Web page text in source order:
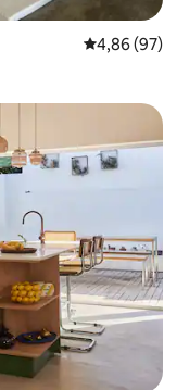
Vidutinis
4,86 (97)